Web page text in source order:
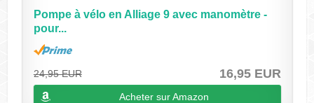
Pompe à vélo en Alliage 9 avec manomètre -
pour...
24,95 EUR 16,95 EUR
Acheter sur Amazon